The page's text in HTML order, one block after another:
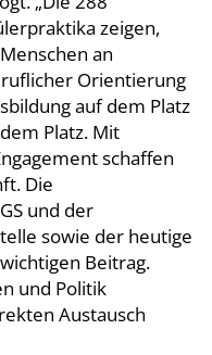
zeigen,
an
Orientierung
auf dem Platz
Platz. Mit
schaffen
Die
und der
sowie der heutige
Beitrag.
und Politik
Austausch